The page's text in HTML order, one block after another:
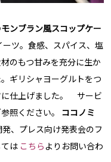
ンブラン風スコップケー
ツ。食感、スパイス、塩
のもつ甘みを充分に生か
ギリシャヨーグルトをつ
に仕上げました。 サービ
照ください。 ココノミ
プレス向け発表会のフ
は こちら よりお問い合わ